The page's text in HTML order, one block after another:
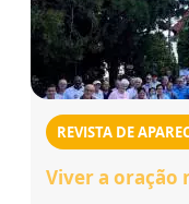
REVISTA DE
Viver a oração